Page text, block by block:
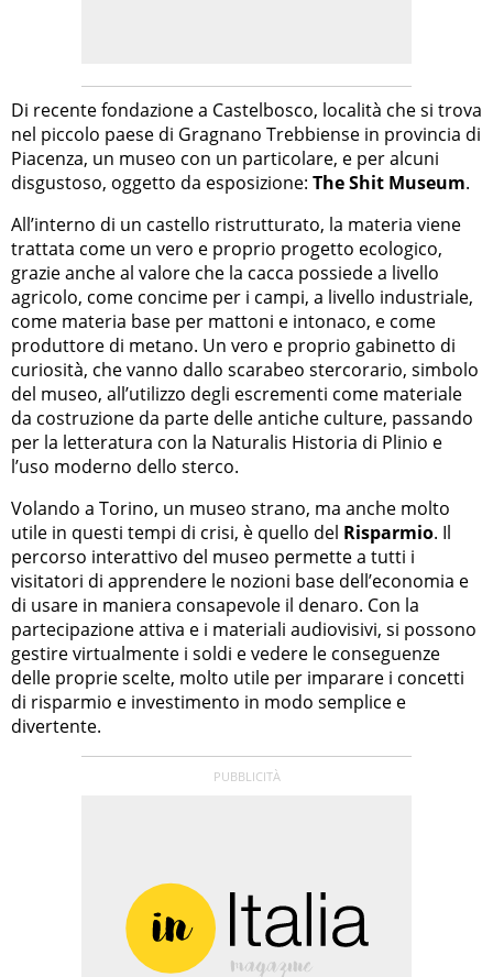
Di recente fondazione a Castelbosco, località che si trova
nel piccolo paese di Gragnano Trebbiense in provincia di
Piacenza, un museo con un particolare, e per alcuni
disgustoso, oggetto da esposizione: The Shit Museum.
All’interno di un castello ristrutturato, la materia viene
trattata come un vero e proprio progetto ecologico,
grazie anche al valore che la cacca possiede a livello
agricolo, come concime per i campi, a livello industriale,
come materia base per mattoni e intonaco, e come
produttore di metano. Un vero e proprio gabinetto di
curiosità, che vanno dallo scarabeo stercorario, simbolo
del museo, all’utilizzo degli escrementi come materiale
da costruzione da parte delle antiche culture, passando
per la letteratura con la Naturalis Historia di Plinio e
l’uso moderno dello sterco.
Volando a Torino, un museo strano, ma anche molto
utile in questi tempi di crisi, è quello del Risparmio. Il
percorso interattivo del museo permette a tutti i
visitatori di apprendere le nozioni base dell’economia e
di usare in maniera consapevole il denaro. Con la
partecipazione attiva e i materiali audiovisivi, si possono
gestire virtualmente i soldi e vedere le conseguenze
delle proprie scelte, molto utile per imparare i concetti
di risparmio e investimento in modo semplice e
divertente.